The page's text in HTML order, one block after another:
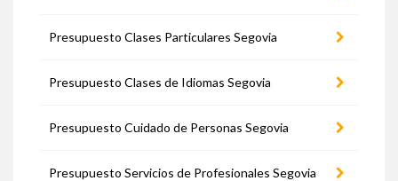
Presupuesto Clases Particulares Segovia
Presupuesto Clases de Idiomas Segovia
Presupuesto Cuidado de Personas Segovia
Presupuesto Servicios de Profesionales Segovia